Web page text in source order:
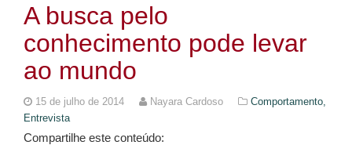
A busca pelo
conhecimento pode levar
ao mundo
15 de julho de 2014 Nayara Cardoso
Comportamento,
Entrevista
Compartilhe este conteúdo: